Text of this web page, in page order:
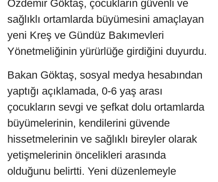
Özdemir Göktaş, çocukların güvenli ve
sağlıklı ortamlarda büyümesini amaçlayan
yeni Kreş ve Gündüz Bakımevleri
Yönetmeliğinin yürürlüğe girdiğini duyurdu.
Bakan Göktaş, sosyal medya hesabından
yaptığı açıklamada, 0-6 yaş arası
çocukların sevgi ve şefkat dolu ortamlarda
büyümelerinin, kendilerini güvende
hissetmelerinin ve sağlıklı bireyler olarak
yetişmelerinin öncelikleri arasında
olduğunu belirtti. Yeni düzenlemeyle